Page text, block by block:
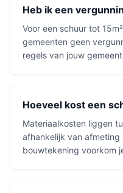
Heb ik een
Voor een schuur tot
gemeenten geen
regels van jouw
Hoeveel kost een
Materiaalkosten liggen
afhankelijk van afmeting
bouwtekening voorkom